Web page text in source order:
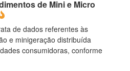
de Mini e Micro
de dados referentes às
e minigeração distribuída
consumidoras, conforme